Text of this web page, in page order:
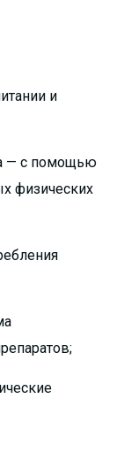
и
— с помощью
физических